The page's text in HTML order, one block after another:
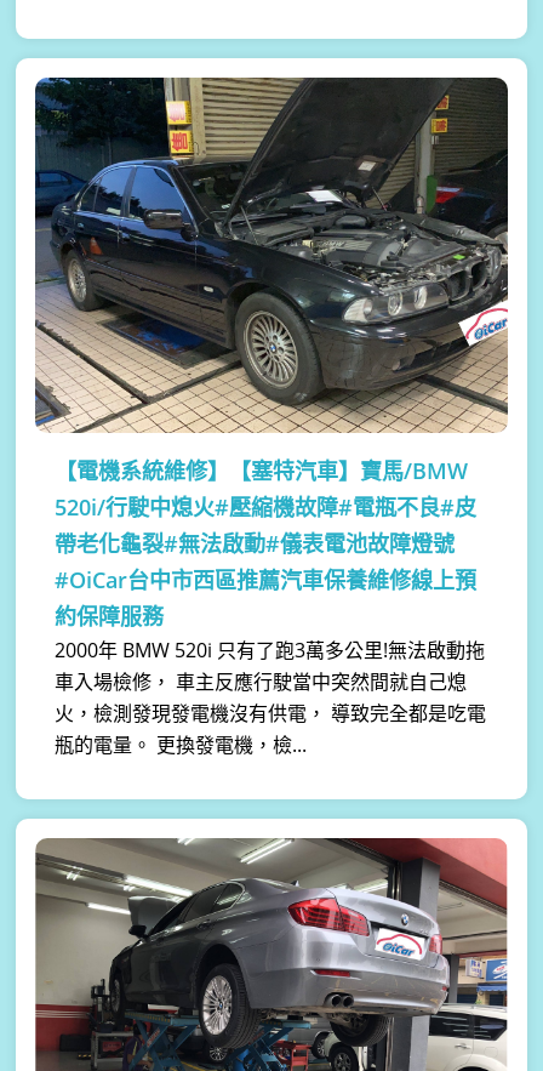
【電機系統維修】
【塞特汽車】寶馬/BMW
520i/行駛中熄火#壓縮機故障#電瓶不良#皮
帶老化龜裂#無法啟動#儀表電池故障燈號
#OiCar台中市西區推薦汽車保養維修線上預
約保障服務
2000年 BMW 520i 只有了跑3萬多公里!無法啟動拖
車入場檢修， 車主反應行駛當中突然間就自己熄
火，檢測發現發電機沒有供電， 導致完全都是吃電
瓶的電量。 更換發電機，檢...